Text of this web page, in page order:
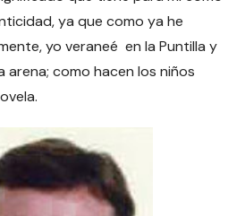
ya que como ya he
yo veraneé en la Puntilla y
arena; como hacen los niños